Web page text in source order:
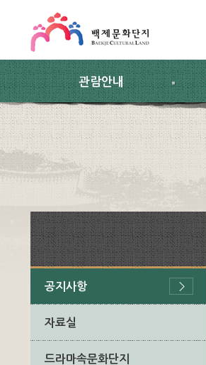
관람안내
공지사항
자료실
드라마속문화단지